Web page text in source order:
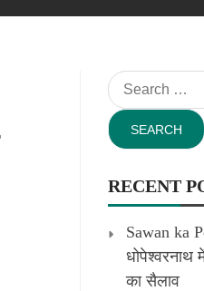
Search
for:
RECENT
Sawan ka
का सैलाव